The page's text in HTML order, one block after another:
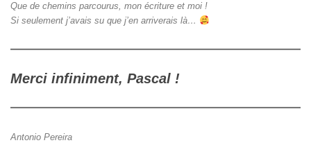
Que de chemins parcourus, mon écriture et moi !
Si seulement j’avais su que j’en arriverais là…
Merci infiniment, Pascal !
Antonio Pereira